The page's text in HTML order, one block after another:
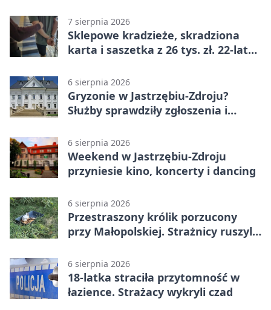
7 sierpnia 2026
Sklepowe kradzieże, skradziona
karta i saszetka z 26 tys. zł. 22-latek
6 sierpnia 2026
Gryzonie w Jastrzębiu-Zdroju?
Służby sprawdziły zgłoszenia i
6 sierpnia 2026
Weekend w Jastrzębiu-Zdroju
przyniesie kino, koncerty i dancing
6 sierpnia 2026
Przestraszony królik porzucony
przy Małopolskiej. Strażnicy ruszyli
6 sierpnia 2026
18-latka straciła przytomność w
łazience. Strażacy wykryli czad